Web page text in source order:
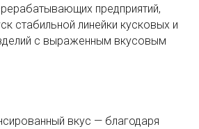
предприятий,
стабильной линейки кусковых и
с выраженным вкусовым
вкус — благодаря